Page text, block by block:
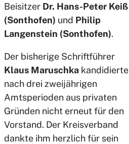
Beisitzer Dr. Hans-Peter Keiß
(Sonthofen) und Philip
Langenstein (Sonthofen).
Der bisherige Schriftführer
Klaus Maruschka kandidierte
nach drei zweijährigen
Amtsperioden aus privaten
Gründen nicht erneut für den
Vorstand. Der Kreisverband
dankte ihm herzlich für sein